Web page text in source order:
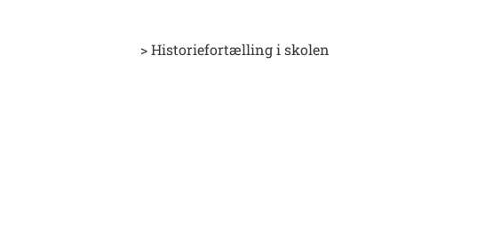
> Historiefortælling i skolen